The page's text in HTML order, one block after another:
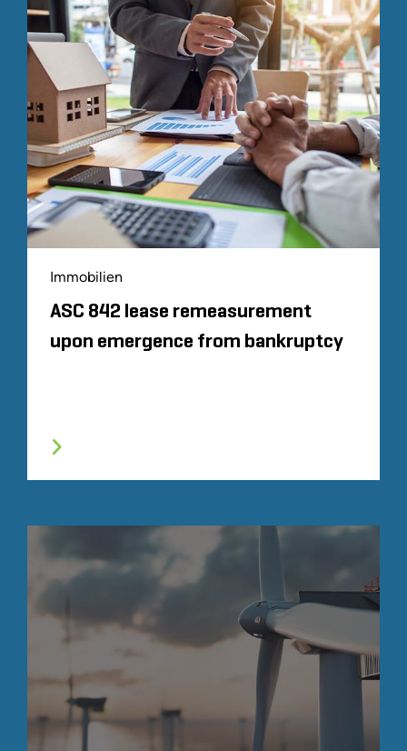
Immobilien
ASC 842 lease remeasurement
upon emergence from bankruptcy